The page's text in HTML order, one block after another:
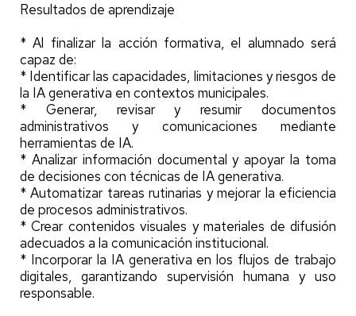
Resultados de aprendizaje
* Al finalizar la acción formativa, el alumnado será
capaz de:
* Identificar las capacidades, limitaciones y riesgos de
la IA generativa en contextos municipales.
* Generar, revisar y resumir documentos
administrativos y comunicaciones mediante
herramientas de IA.
* Analizar información documental y apoyar la toma
de decisiones con técnicas de IA generativa.
* Automatizar tareas rutinarias y mejorar la eficiencia
de procesos administrativos.
* Crear contenidos visuales y materiales de difusión
adecuados a la comunicación institucional.
* Incorporar la IA generativa en los flujos de trabajo
digitales, garantizando supervisión humana y uso
responsable.